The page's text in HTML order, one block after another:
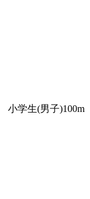
小学生(男子)100m